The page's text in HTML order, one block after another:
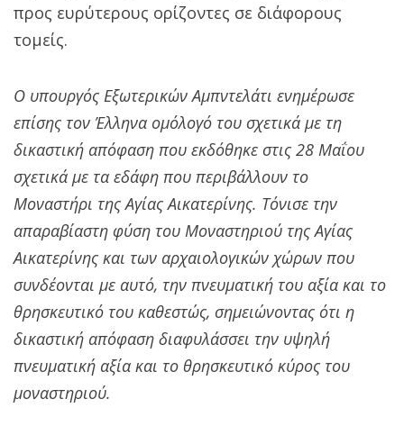
προς ευρύτερους ορίζοντες σε διάφορους
τομείς.
Ο υπουργός Εξωτερικών Αμπντελάτι ενημέρωσε
επίσης τον Έλληνα ομόλογό του σχετικά με τη
δικαστική απόφαση που εκδόθηκε στις 28 Μαΐου
σχετικά με τα εδάφη που περιβάλλουν το
Μοναστήρι της Αγίας Αικατερίνης. Τόνισε την
απαραβίαστη φύση του Μοναστηριού της Αγίας
Αικατερίνης και των αρχαιολογικών χώρων που
συνδέονται με αυτό, την πνευματική του αξία και το
θρησκευτικό του καθεστώς, σημειώνοντας ότι η
δικαστική απόφαση διαφυλάσσει την υψηλή
πνευματική αξία και το θρησκευτικό κύρος του
μοναστηριού.